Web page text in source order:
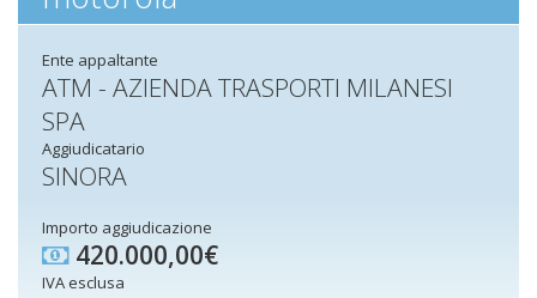
Ente appaltante
ATM - AZIENDA TRASPORTI MILANESI
SPA
Aggiudicatario
SINORA
Importo aggiudicazione
420.000,00€
IVA esclusa